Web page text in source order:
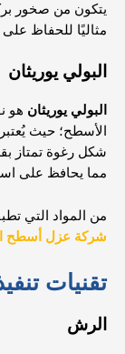
يتكون من صخور
مثاليًا للحفاظ
البولي يوريثان
البولي يوريثان هو
الأسطح؛ حيث
شكل رغوة تمتاز
مما يحافظ على
من المواد التي
شركة عزل أسطح
تقنيات
الرش